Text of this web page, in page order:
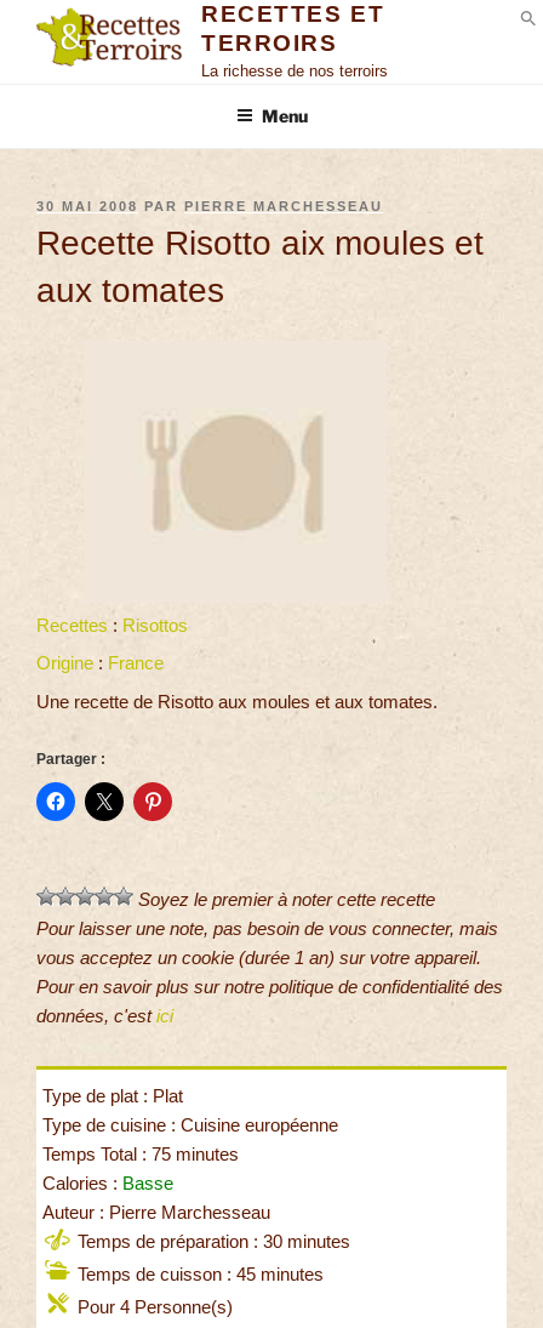
RECETTES ET
TERROIRS
La richesse de nos terroirs
Menu
30 MAI 2008 PAR PIERRE MARCHESSEAU
Recette Risotto aix moules et
aux tomates
Recettes : Risottos
Origine : France
Une recette de Risotto aux moules et aux tomates.
Partager :
Soyez le premier à noter cette recette
Pour laisser une note, pas besoin de vous connecter, mais
vous acceptez un cookie (durée 1 an) sur votre appareil.
Pour en savoir plus sur notre politique de confidentialité des
données, c'estici
Type de plat : Plat
Type de cuisine : Cuisine européenne
Temps Total : 75 minutes
Calories : Basse
Auteur : Pierre Marchesseau
Temps de préparation : 30 minutes
Temps de cuisson : 45 minutes
Pour 4 Personne(s)